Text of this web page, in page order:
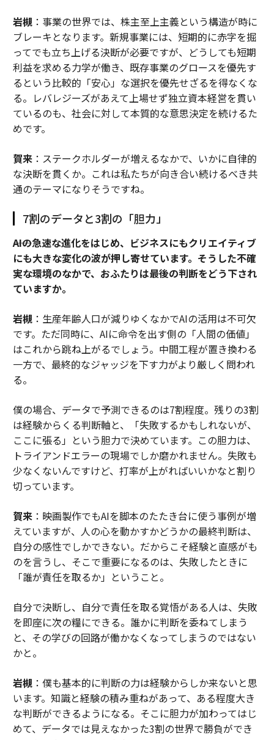
岩槻：事業の世界では、株主至上主義という構造が時に
ブレーキとなります。新規事業には、短期的に赤字を掘
ってでも立ち上げる決断が必要ですが、どうしても短期
利益を求める力学が働き、既存事業のグロースを優先す
るという比較的「安心」な選択を優先せざるを得なくな
る。レバレジーズがあえて上場せず独立資本経営を貫い
ているのも、社会に対して本質的な意思決定を続けるた
めです。
賀来：ステークホルダーが増えるなかで、いかに自律的
な決断を貫くか。これは私たちが向き合い続けるべき共
通のテーマになりそうですね。
7割のデータと3割の「胆力」
――AIの急速な進化をはじめ、ビジネスにもクリエイティブ
にも大きな変化の波が押し寄せています。そうした不確
実な環境のなかで、おふたりは最後の判断をどう下され
ていますか。
岩槻：生産年齢人口が減りゆくなかでAIの活用は不可欠
です。ただ同時に、AIに命令を出す側の「人間の価値」
はこれから跳ね上がるでしょう。中間工程が置き換わる
一方で、最終的なジャッジを下す力がより厳しく問われ
る。
僕の場合、データで予測できるのは7割程度。残りの3割
は経験からくる判断軸と、「失敗するかもしれないが、
ここに張る」という胆力で決めています。この胆力は、
トライアンドエラーの現場でしか磨かれません。失敗も
少なくないんですけど、打率が上がればいいかなと割り
切っています。
賀来：映画製作でもAIを脚本のたたき台に使う事例が増
えていますが、人の心を動かすかどうかの最終判断は、
自分の感性でしかできない。だからこそ経験と直感がも
のを言うし、そこで重要になるのは、失敗したときに
「誰が責任を取るか」ということ。
自分で決断し、自分で責任を取る覚悟がある人は、失敗
を即座に次の糧にできる。誰かに判断を委ねてしまう
と、その学びの回路が働かなくなってしまうのではない
かと。
岩槻：僕も基本的に判断の力は経験からしか来ないと思
います。知識と経験の積み重ねがあって、ある程度大き
な判断ができるようになる。そこに胆力が加わってはじ
めて、データでは見えなかった3割の世界で勝負ができ